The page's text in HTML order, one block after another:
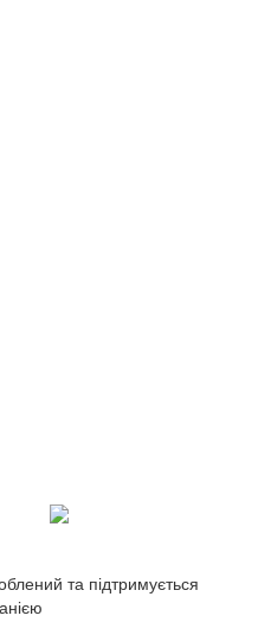
та підтримується